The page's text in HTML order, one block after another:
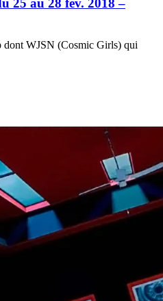
25 au 28 fév. 2018 –
WJSN (Cosmic Girls) qui